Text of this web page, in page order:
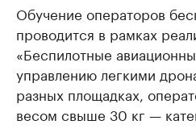
Обучение операторов
проводится в рамках
«Беспилотные
управлению легкими
разных площадках,
весом свыше 30 кг —